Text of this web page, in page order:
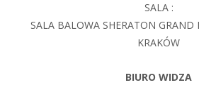
SALA :
SALA BALOWA SHERATON GRAND
KRAKÓW
BIURO WIDZA